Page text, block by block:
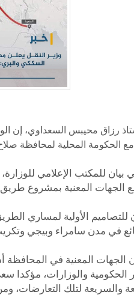
رزاق محيبس السعداوي، إن
بيان للمكتب الإعلامي
الجهات المعنية في
الحكومية والوزارات، مؤكدا
والسريعة لتلك التعارضات،